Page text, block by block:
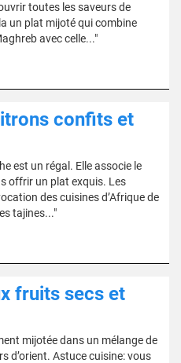
toutes les saveurs de
un plat mijoté qui combine
avec celle..."
confits et
est un régal. Elle associe le
offrir un plat exquis. Les
des cuisines d’Afrique de
tajines..."
fruits secs et
mijotée dans un mélange de
d’orient. Astuce cuisine: vous